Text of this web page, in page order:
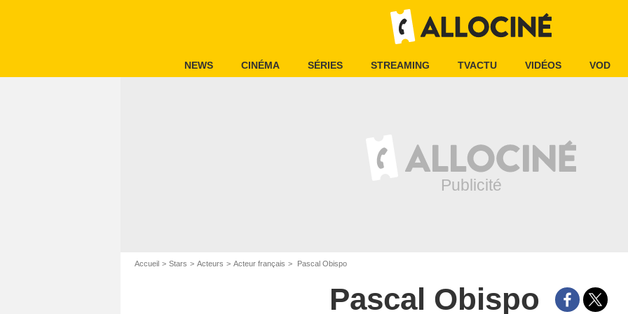
NEWS CINÉMA SÉRIES STREAMING TVACTU VIDÉOS VOD
Accueil Stars Acteurs Acteur français Pascal Obispo
Pascal Obispo